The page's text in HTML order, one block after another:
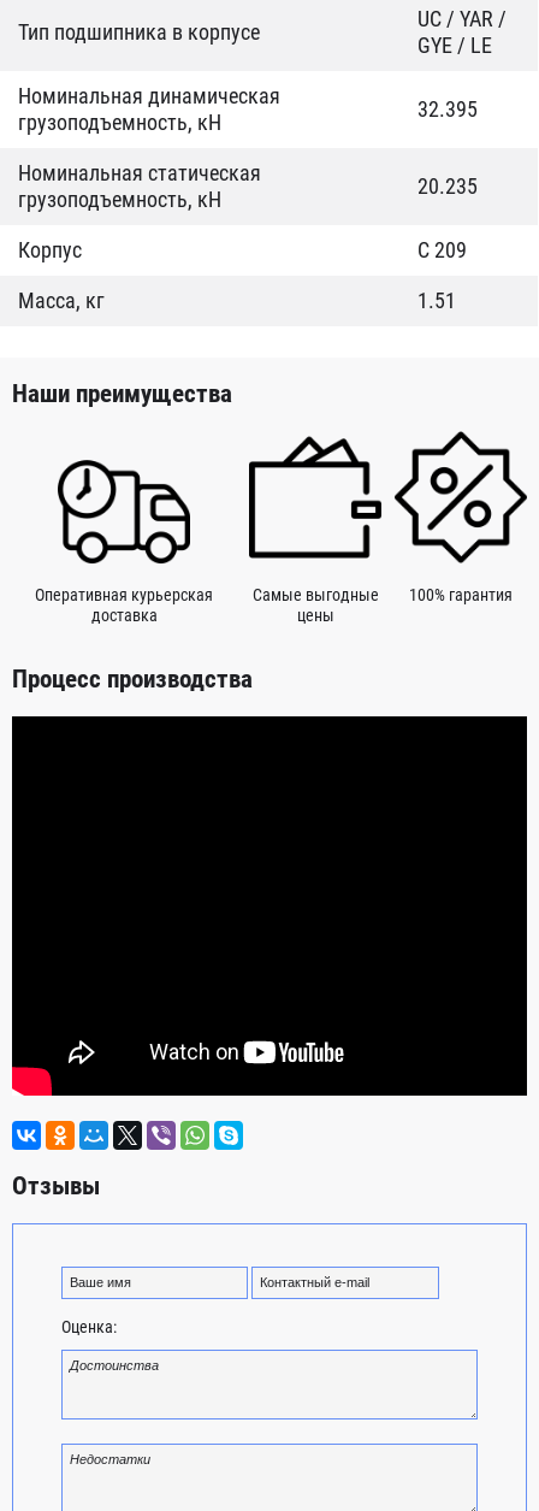
Тип подшипника в корпусе
UC / YAR /
GYE / LE
Номинальная динамическая
грузоподъемность, кН
32.395
Номинальная статическая
грузоподъемность, кН
20.235
Корпус
C 209
Масса, кг
1.51
Наши преимущества
Оперативная курьерская
доставка
Самые выгодные
цены
100% гарантия
Процесс производства
Отзывы
Оценка: